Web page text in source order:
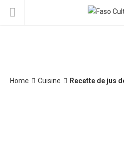
Home Cuisine Recette de jus